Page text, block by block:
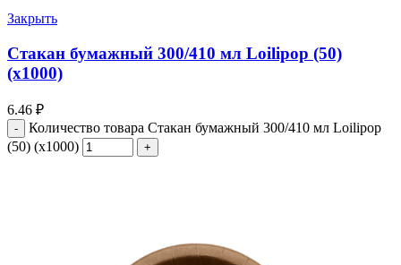
Закрыть
Стакан бумажный 300/410 мл Loilipop (50)
(х1000)
6.46 ₽
Количество товара Стакан бумажный 300/410 мл Loilipop
(50) (х1000)